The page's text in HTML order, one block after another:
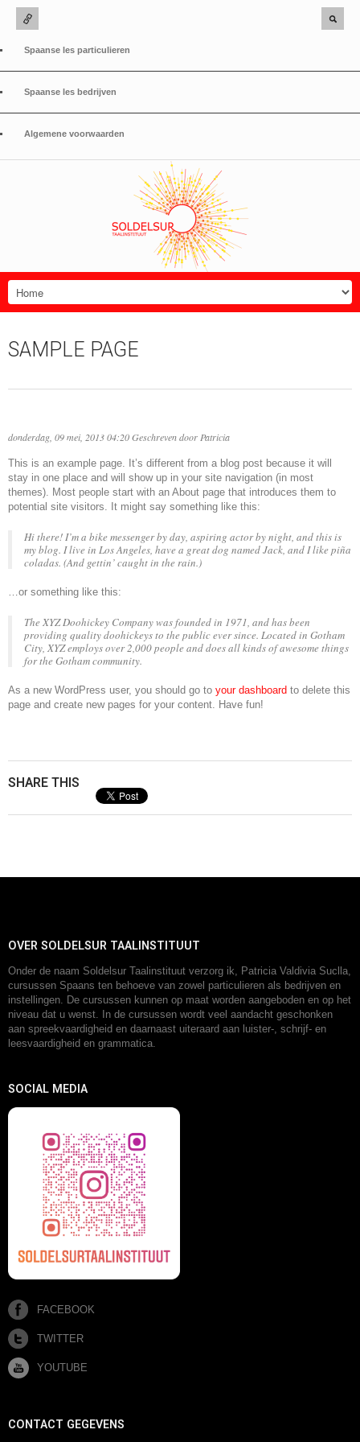
Spaanse les particulieren
Spaanse les bedrijven
Algemene voorwaarden
SAMPLE PAGE
donderdag, 09 mei, 2013 04:20Geschreven door Patricia
This is an example page. It’s different from a blog post because it will
stay in one place and will show up in your site navigation (in most
themes). Most people start with an About page that introduces them to
potential site visitors. It might say something like this:
Hi there! I’m a bike messenger by day, aspiring actor by night, and this is
my blog. I live in Los Angeles, have a great dog named Jack, and I like piña
coladas. (And gettin’ caught in the rain.)
…or something like this:
The XYZ Doohickey Company was founded in 1971, and has been
providing quality doohickeys to the public ever since. Located in Gotham
City, XYZ employs over 2,000 people and does all kinds of awesome things
for the Gotham community.
As a new WordPress user, you should go to your dashboard to delete this
page and create new pages for your content. Have fun!
SHARE THIS
OVER SOLDELSUR TAALINSTITUUT
Onder de naam Soldelsur Taalinstituut verzorg ik, Patricia Valdivia Suclla,
cursussen Spaans ten behoeve van zowel particulieren als bedrijven en
instellingen. De cursussen kunnen op maat worden aangeboden en op het
niveau dat u wenst. In de cursussen wordt veel aandacht geschonken
aan spreekvaardigheid en daarnaast uiteraard aan luister-, schrijf- en
leesvaardigheid en grammatica.
SOCIAL MEDIA
FACEBOOK
TWITTER
YOUTUBE
CONTACT GEGEVENS